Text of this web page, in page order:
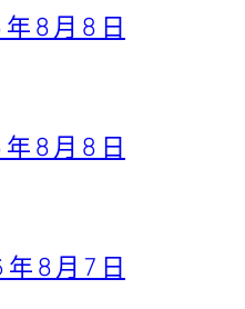
8 月 8 日
8 月 8 日
8 月 7 日